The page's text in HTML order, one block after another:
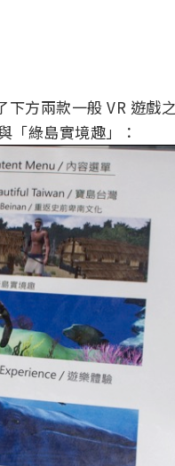
方兩款一般 VR 遊戲
「綠島實境趣」：